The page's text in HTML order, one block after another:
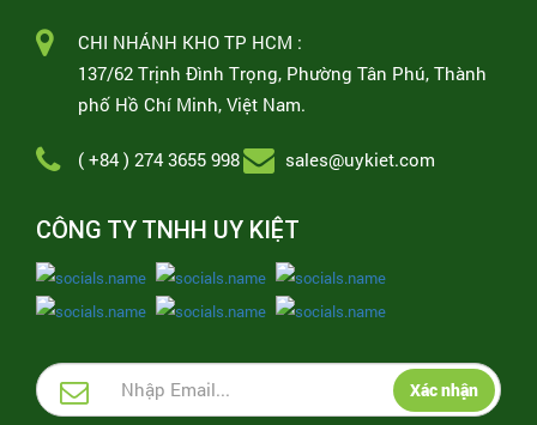
CHI NHÁNH KHO TP HCM :
137/62 Trịnh Đình Trọng, Phường Tân Phú, Thành
phố Hồ Chí Minh, Việt Nam.
( +84 ) 274 3655 998 sales@uykiet.com
CÔNG TY TNHH UY KIỆT
Xác nhận